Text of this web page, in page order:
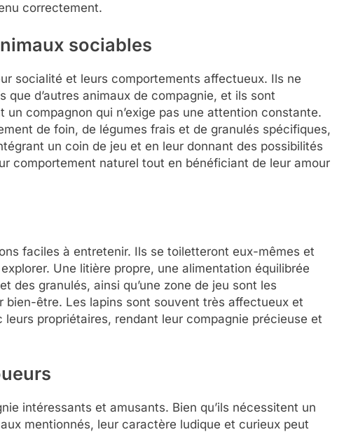
correctement.
sociables
socialité et leurs comportements affectueux. Ils ne
d’autres animaux de compagnie, et ils sont
compagnon qui n’exige pas une attention constante.
de foin, de légumes frais et de granulés spécifiques,
un coin de jeu et en leur donnant des possibilités
comportement naturel tout en bénéficiant de leur amour
faciles à entretenir. Ils se toiletteront eux-mêmes et
Une litière propre, une alimentation équilibrée
des granulés, ainsi qu’une zone de jeu sont les
bien-être. Les lapins sont souvent très affectueux et
propriétaires, rendant leur compagnie précieuse et
intéressants et amusants. Bien qu’ils nécessitent un
mentionnés, leur caractère ludique et curieux peut